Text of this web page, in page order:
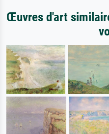
Œuvres d'art